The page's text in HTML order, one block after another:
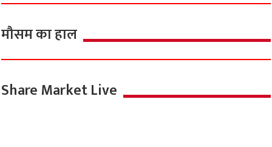
मौसम का हाल
Share Market Live